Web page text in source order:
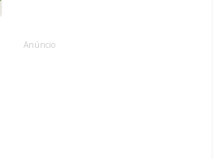
Anúncio